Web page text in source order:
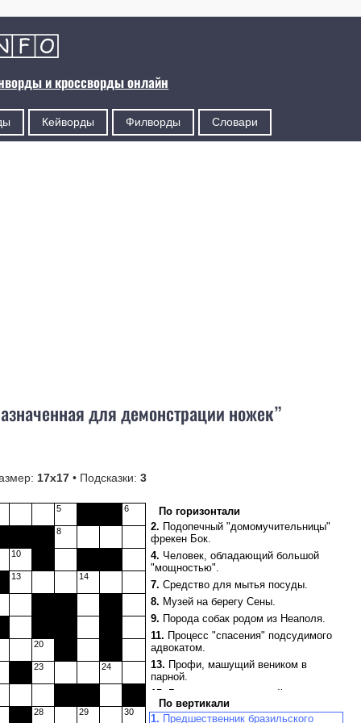
и кроссворды онлайн
Кейворды Филворды Словари
для демонстрации ножек”
17х17 • Подсказки:3
По горизонтали
2. Подопечный "домомучительницы"
фрекен Бок.
4. Человек, обладающий большой
"мощностью".
7.Средство для мытья посуды.
8. Музей на берегу Сены.
9. Порода собак родом из Неаполя.
11. Процесс "спасения" подсудимого
адвокатом.
13. Профи, машущий веником в
парной.
15. Генератор свежих идей.
16.Близость по месту жительства.
По вертикали
1. Предшественник бразильского
5 6
8
10
13 14
20
23 24
28 29 30